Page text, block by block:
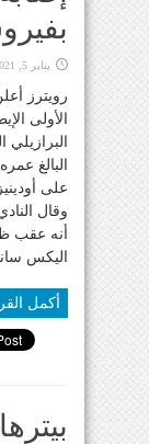
يناير 5, 2021
رويترز
الأولى
على
وقال
أنه عقب
اليكس
أكمل